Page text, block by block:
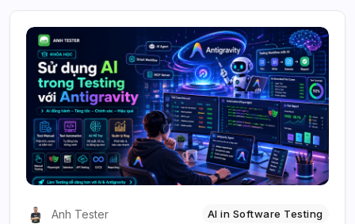
Anh Tester AI in Software Testing